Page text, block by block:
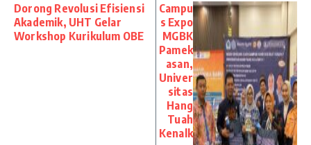
Dorong Revolusi Efisiensi
Akademik, UHT Gelar
Workshop Kurikulum OBE
Campu
s Expo
MGBK
Pamek
asan,
Univer
sitas
Hang
Tuah
Kenalk